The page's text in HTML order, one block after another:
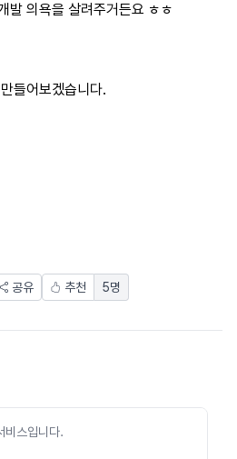
발 의욕을 살려주거든요 ㅎㅎ
들어보겠습니다.
공유 추천 5명